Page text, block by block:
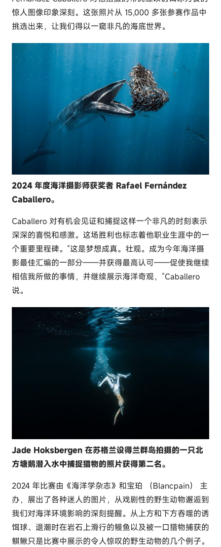
惊人图像印象深刻。这张照片从 15,000 多张参赛作品中
挑选出来，让我们得以一窥非凡的海底世界。
2024 年度海洋摄影师获奖者 Rafael Fernández
Caballero。
Caballero 对有机会见证和捕捉这样一个非凡的时刻表示
深深的喜悦和感激。这场胜利也标志着他职业生涯中的一
个重要里程碑。“这是梦想成真。壮观。成为今年海洋摄
影最佳汇编的一部分——并获得最高认可——促使我继续
相信我所做的事情，并继续展示海洋奇观，“Caballero
说。
Jade Hoksbergen 在苏格兰设得兰群岛拍摄的一只北
方塘鹅潜入水中捕捉猎物的照片获得第二名。
2024 年比赛由《海洋学杂志》和宝珀 （Blancpain） 主
办，展出了各种迷人的图片，从戏剧性的野生动物邂逅到
我们对海洋环境影响的深刻提醒。从上方和下方吞噬的诱
饵球、退潮时在岩石上滑行的鳗鱼以及被一口猎物捕获的
鲯鳅只是比赛中展示的令人惊叹的野生动物的几个例子。